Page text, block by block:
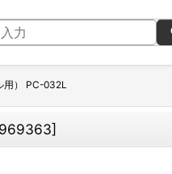
用） PC-032L
]